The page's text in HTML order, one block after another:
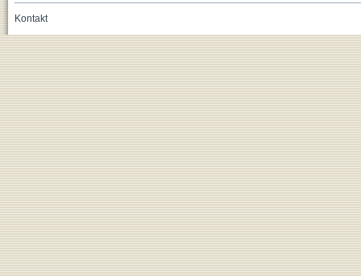
Kontakt